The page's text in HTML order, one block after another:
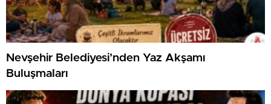
Nevşehir Belediyesi’nden Yaz Akşamı
Buluşmaları